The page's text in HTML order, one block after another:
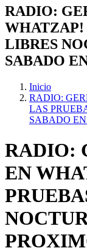
RADIO:
WHATZAP!
LIBRES
SABADO
Inicio
RADIO:
LAS
SABADO
RADIO:
EN